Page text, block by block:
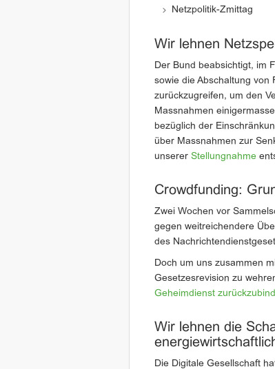
Netzpolitik-Zmittag
Wir lehnen
Der Bund beabsichtigt, im
sowie die Abschaltung von
zurückzugreifen, um den
Massnahmen
bezüglich der
über Massnahmen zur
unserer Stellungnahme
Crowdfunding:
Zwei Wochen vor
gegen weitreichendere
des
Doch um uns zusammen
Gesetzesrevision zu
Geheimdienst
Wir lehnen die
Die Digitale Gesellschaft